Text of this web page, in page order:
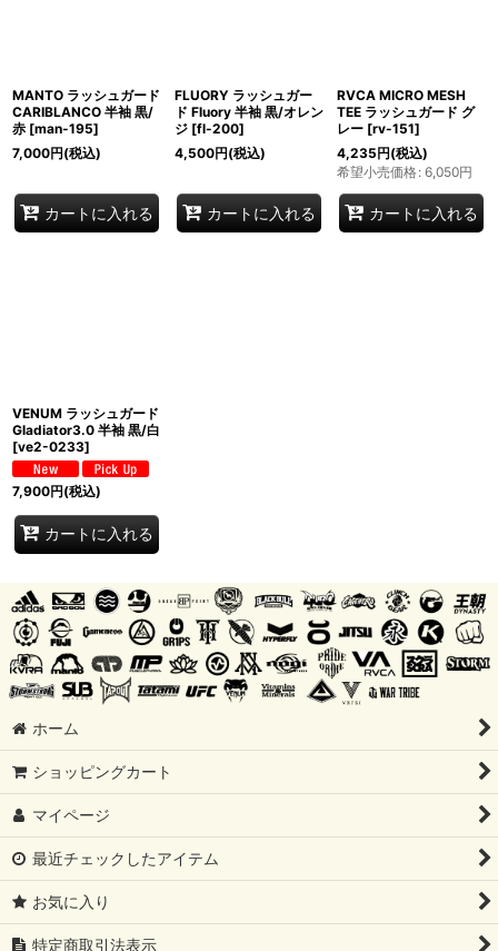
MANTO ラッシュガード
CARIBLANCO 半袖 黒/
赤 [man-195]
7,000円(税込)
カートに入れる
FLUORY ラッシュガー
ド Fluory 半袖 黒/オレン
ジ [fl-200]
4,500円(税込)
カートに入れる
RVCA MICRO MESH
TEE ラッシュガード グ
レー [rv-151]
4,235円(税込)
希望小売価格: 6,050円
カートに入れる
VENUM ラッシュガード
Gladiator3.0 半袖 黒/白
[ve2-0233]
7,900円(税込)
カートに入れる
ホーム
ショッピングカート
マイページ
最近チェックしたアイテム
お気に入り
特定商取引法表示